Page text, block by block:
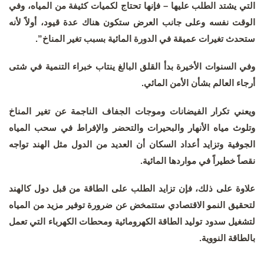
التي يشتد الطلب عليها – فإنها تحتاج لكميات كثيفة من المياه، وفي
الوقت نفسه وعلى جانب العرض ستكون هناك عدة قيود، أولاً لأنه
ستحدث تغيرات عميقة في الدورة المائية بسبب تغير المناخ”.
وفي السنوات الأخيرة بدأ القلق البالغ ينتاب خبراء التنمية في شتى
أرجاء العالم بشأن الأمن المائي.
ويعني تكرار الفيضانات وموجات الجفاف الناجمة عن تغير المناخ
وتلوث مياه الأنهار والبحيرات والتحضر والإفراط في سحب المياه
الجوفية وتزايد أعداد السكان أن العديد من الدول مثل الهند تواجه
نقصاً خطيراً في مواردها المائية.
علاوة على ذلك، فإن تزايد الطلب على الطاقة من قبل دول كالهند
لتحقيق النمو الاقتصادي ستتمخض عن ضرورة توفير مزيد من المياه
لتشغيل سدود توليد الطاقة الكهرومائية ومحطات الكهرباء التي تعمل
بالطاقة النووية.